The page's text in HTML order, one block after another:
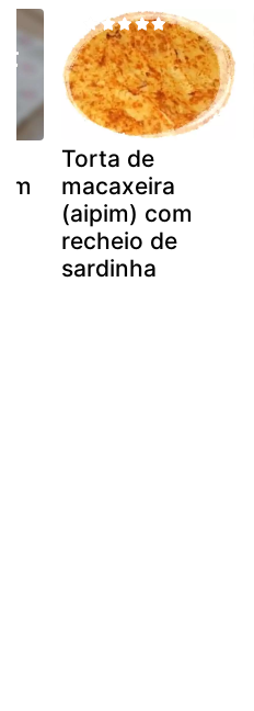
Torta de
macaxeira
(aipim) com
recheio de
sardinha